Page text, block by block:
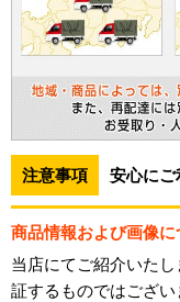
注意事項 安心にご
商品情報および画像に
当店にてご紹介いた
証するものではござい